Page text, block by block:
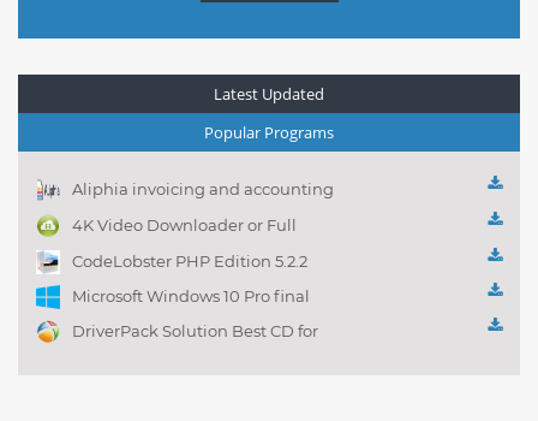
Latest Updated
Popular Programs
Aliphia invoicing and accounting
management 1.0.1
4K Video Downloader or Full
Playlist! 3.4.5.1525
CodeLobster PHP Edition 5.2.2
Microsoft Windows 10 Pro final
DriverPack Solution Best CD for